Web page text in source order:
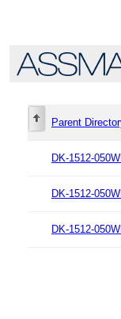
Parent
DK-1512-
DK-1512-
DK-1512-